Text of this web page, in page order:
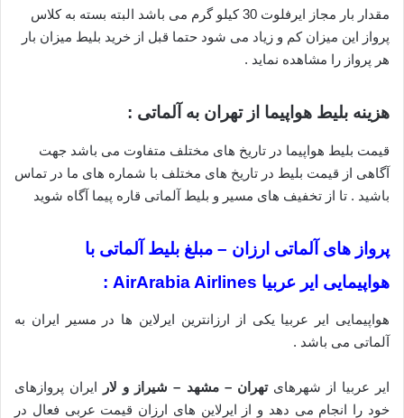
مقدار بار مجاز ایرفلوت 30 کیلو گرم می باشد البته بسته به کلاس
پرواز این میزان کم و زیاد می شود حتما قبل از خرید بلیط میزان بار
هر پرواز را مشاهده نماید .
هزینه بلیط هواپیما از تهران به آلماتی :
قیمت بلیط هواپیما در تاریخ های مختلف متفاوت می باشد جهت
آگاهی از قیمت بلیط در تاریخ های مختلف با شماره های ما در تماس
باشید . تا از تخفیف های مسیر و بلیط آلماتی قاره پیما آگاه شوید
پرواز های آلماتی ارزان – مبلغ بلیط آلماتی با
هواپیمایی ایر عربیا AirArabia Airlines :
هواپیمایی ایر عربیا یکی از ارزانترین ایرلاین ها در مسیر ایران به
آلماتی می باشد .
ایر عربیا از شهرهایتهران – مشهد – شیراز و لار
ایران پروازهای
خود را انجام می دهد و از ایرلاین های ارزان قیمت عربی فعال در